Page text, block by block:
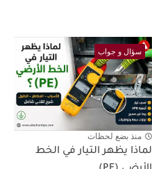
سؤال و جواب
منذ بضع لحظات
لماذا يظهر التيار في الخط